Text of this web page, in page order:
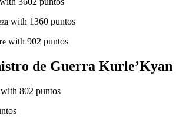
with 1360 puntos
with 902 puntos
de Guerra Kurle’Kyan
with 802 puntos